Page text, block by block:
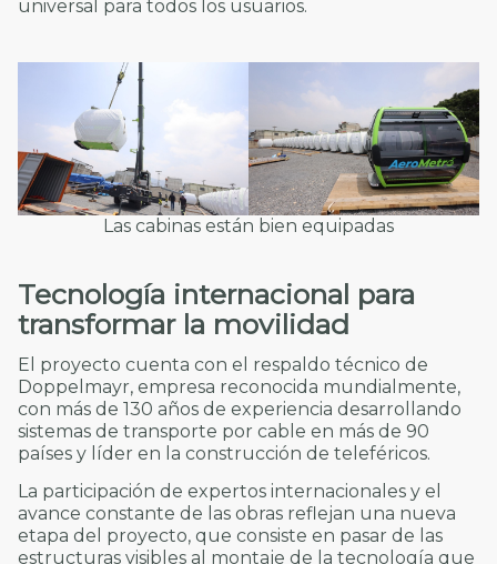
universal para todos los usuarios.
Las cabinas están bien equipadas
Tecnología internacional para
transformar la movilidad
El proyecto cuenta con el respaldo técnico de
Doppelmayr, empresa reconocida mundialmente,
con más de 130 años de experiencia desarrollando
sistemas de transporte por cable en más de 90
países y líder en la construcción de teleféricos.
La participación de expertos internacionales y el
avance constante de las obras reflejan una nueva
etapa del proyecto, que consiste en pasar de las
estructuras visibles al montaje de la tecnología que